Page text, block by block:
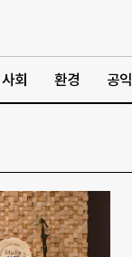
사회 환경 공익